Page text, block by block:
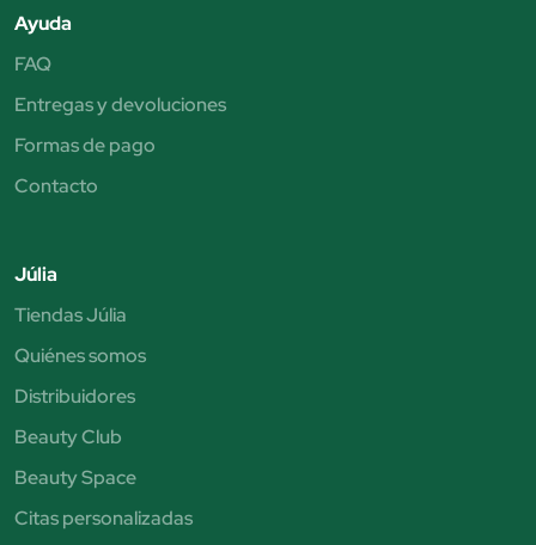
Ayuda
FAQ
Entregas y devoluciones
Formas de pago
Contacto
Júlia
Tiendas Júlia
Quiénes somos
Distribuidores
Beauty Club
Beauty Space
Citas personalizadas